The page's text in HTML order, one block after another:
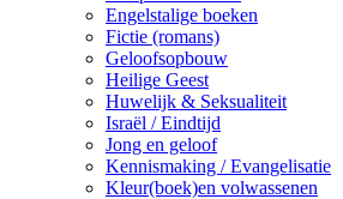
Engelstalige boeken
Fictie (romans)
Geloofsopbouw
Heilige Geest
Huwelijk & Seksualiteit
Israël / Eindtijd
Jong en geloof
Kennismaking / Evangelisatie
Kleur(boek)en volwassenen